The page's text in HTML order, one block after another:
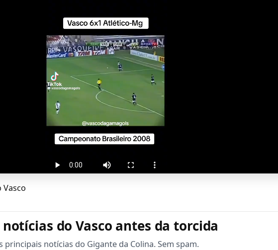
Vasco
notícias do Vasco antes da torcida
principais notícias do Gigante da Colina. Sem spam.